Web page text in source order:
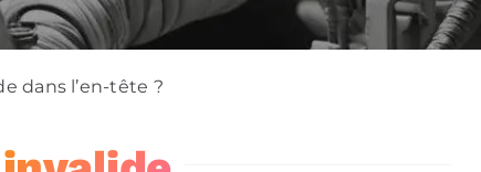
dans l’en-tête ?